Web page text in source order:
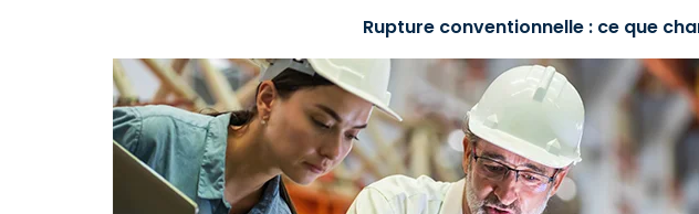
Rupture conventionnelle : ce que